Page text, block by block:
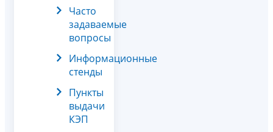
Часто
задаваемые
вопросы
Информационные
стенды
Пункты
выдачи
КЭП